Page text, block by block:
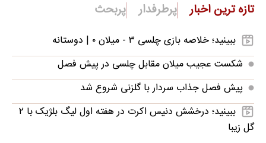
تازه ترین اخبار پرطرفدار پربحث
ببینید؛ خلاصه بازی چلسی ۳ - میلان ۰ | دوستانه
شکست عجیب میلان مقابل چلسی در پیش فصل
پیش فصل جذاب سردار با گلزنی شروع شد
ببینید؛ درخشش دنیس اکرت در هفته اول لیگ بلژیک با ۲
گل زیبا